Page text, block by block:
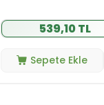
539,10 TL
Sepete Ekle